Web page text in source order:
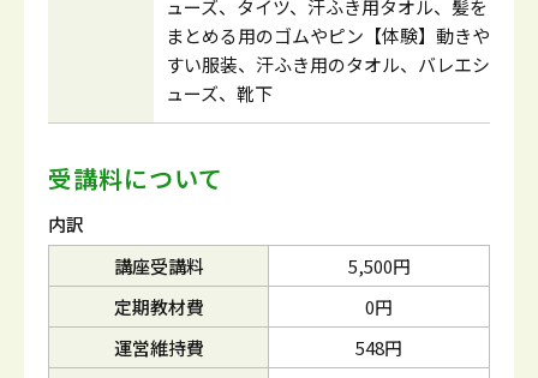
ューズ、タイツ、汗ふき用タオル、髪を
まとめる用のゴムやピン【体験】動きや
すい服装、汗ふき用のタオル、バレエシ
ューズ、靴下
受講料について
内訳
講座受講料
5,500円
定期教材費
0円
運営維持費
548円